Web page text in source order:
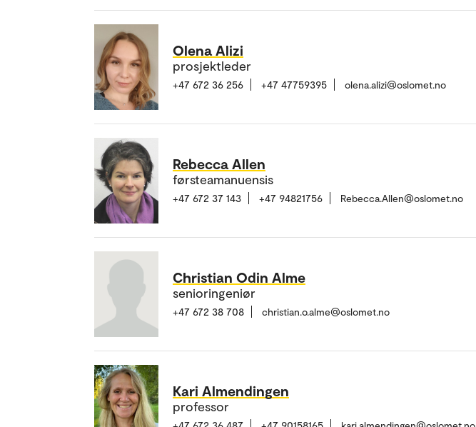
Olena Alizi
prosjektleder
+47 672 36 256 +47 47759395 olena.alizi@oslomet.no
Rebecca Allen
førsteamanuensis
+47 672 37 143 +47 94821756 Rebecca.Allen@oslomet.no
Christian Odin Alme
senioringeniør
+47 672 38 708 christian.o.alme@oslomet.no
Kari Almendingen
professor